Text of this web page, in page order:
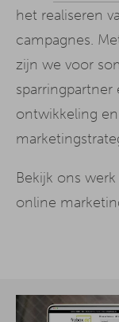
het realiseren
campagnes.
zijn we voor
ontwikkeling
Bekijk ons
online